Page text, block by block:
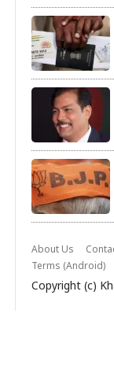
About Us
Terms (Android)
Copyright (c)